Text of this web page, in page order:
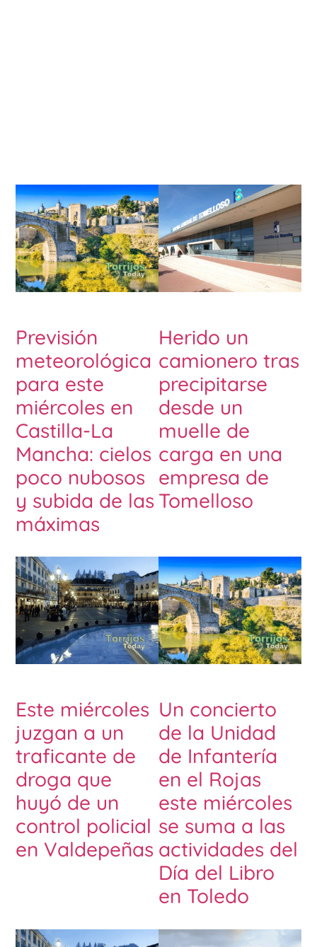
Previsión
meteorológica
para este
miércoles en
Castilla-La
Mancha: cielos
poco nubosos
y subida de las
máximas
Herido un
camionero tras
precipitarse
desde un
muelle de
carga en una
empresa de
Tomelloso
Este miércoles
juzgan a un
traficante de
droga que
huyó de un
control policial
en Valdepeñas
Un concierto
de la Unidad
de Infantería
en el Rojas
este miércoles
se suma a las
actividades del
Día del Libro
en Toledo